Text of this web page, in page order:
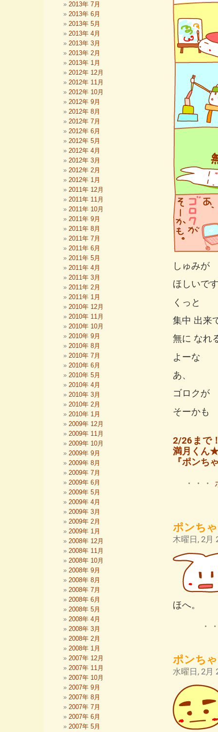
しゅみが
ほしいで
くっと
集中 出来
無に なれ
よーな
あ、
ゴロクが
そーかも
2/26まで
満月くん
『ポンち
・・・
ポンち
木曜日, 2月
ほへ。
・
ポンち
水曜日, 2月
2013年 7月
2013年 6月
2013年 5月
2013年 4月
2013年 3月
2013年 2月
2013年 1月
2012年 12月
2012年 11月
2012年 10月
2012年 9月
2012年 8月
2012年 7月
2012年 6月
2012年 5月
2012年 4月
2012年 3月
2012年 2月
2012年 1月
2011年 12月
2011年 11月
2011年 10月
2011年 9月
2011年 8月
2011年 7月
2011年 6月
2011年 5月
2011年 4月
2011年 3月
2011年 2月
2011年 1月
2010年 12月
2010年 11月
2010年 10月
2010年 9月
2010年 8月
2010年 7月
2010年 6月
2010年 5月
2010年 4月
2010年 3月
2010年 2月
2010年 1月
2009年 12月
2009年 11月
2009年 10月
2009年 9月
2009年 8月
2009年 7月
2009年 6月
2009年 5月
2009年 4月
2009年 3月
2009年 2月
2009年 1月
2008年 12月
2008年 11月
2008年 10月
2008年 9月
2008年 8月
2008年 7月
2008年 6月
2008年 5月
2008年 4月
2008年 3月
2008年 2月
2008年 1月
2007年 12月
2007年 11月
2007年 10月
2007年 9月
2007年 8月
2007年 7月
2007年 6月
2007年 5月